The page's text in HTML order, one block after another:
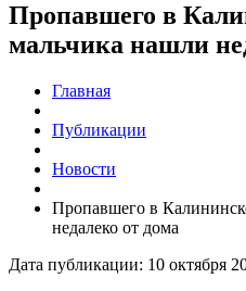
Пропавшего в
мальчика нашли
Главная
Публикации
Новости
Пропавшего в
недалеко от дома
Дата публикации: 10 октября